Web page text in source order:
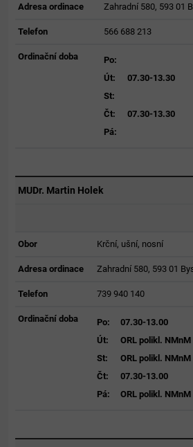
Adresa ordinace Zahradní 580, 593 01
Telefon 566 688 213
Ordinační doba
Po:
Út:
07.30-13.30
St:
Čt:
07.30-13.30
Pá:
MUDr. Martin Holek
Obor Krční, ušní, nosní
Adresa ordinace Zahradní 580, 593 01
Telefon 739 940 140
Ordinační doba Po:
07.30-13.00
Út:
ORL polikl. NMnM
St:
ORL polikl. NMnM
Čt:
07.30-13.00
Pá:
ORL polikl. NMnM